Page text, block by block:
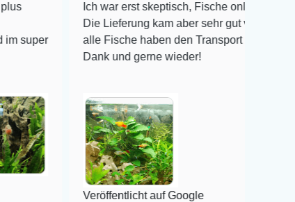
Ich war erst skeptisch, Fische online zu bestellen!
Die Lieferung kam aber sehr gut verpackt an und
alle Fische haben den Transport überlebt! Vielen
Dank und gerne wieder!
Veröffentlicht auf Google